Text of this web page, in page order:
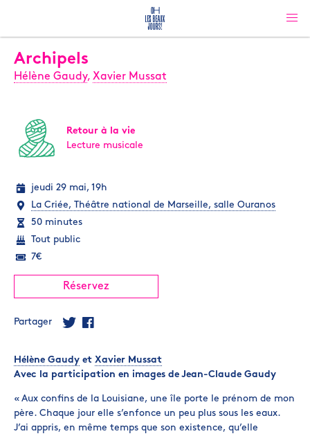
Archipels
Hélène Gaudy, Xavier Mussat
Retour à la vie
Lecture musicale
jeudi 29 mai, 19h
La Criée, Théâtre national de Marseille, salle Ouranos
50 minutes
Tout public
7€
Réservez
Partager
Hélène Gaudy et Xavier Mussat
Avec la participation en images de Jean-Claude Gaudy
« Aux confins de la Louisiane, une île porte le prénom de mon
père. Chaque jour elle s’enfonce un peu plus sous les eaux.
J’ai appris, en même temps que son existence, qu’elle